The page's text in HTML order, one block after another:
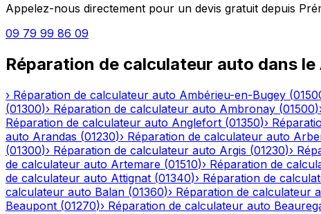
Appelez-nous directement pour un devis gratuit depuis
09 79 99 86 09
Réparation de calculateur auto dans le
› Réparation de calculateur auto Ambérieu-en-Bugey (
(01300)› Réparation de calculateur auto Ambronay (01500)
Réparation de calculateur auto Anglefort (01350)›
auto Arandas (01230)› Réparation de calculateur auto
(01300)› Réparation de calculateur auto Argis (01230)›
de calculateur auto Artemare (01510)› Réparation de
de calculateur auto Attignat (01340)› Réparation de
calculateur auto Balan (01360)› Réparation de calculateur
Beaupont (01270)› Réparation de calculateur auto